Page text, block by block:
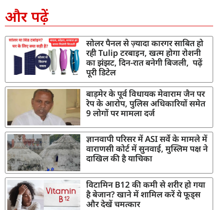
और पढ़ें
सोलर पैनल से ज़्यादा कारगर साबित हो
रही Tulip टरबाइन, खत्म होगा रोशनी
का झंझट, दिन-रात बनेगी बिजली, पढ़ें
पूरी डिटेल
बाड़मेर के पूर्व विधायक मेवाराम जैन पर
रेप के आरोप, पुलिस अधिकारियों समेत
9 लोगों पर मामला दर्ज
ज्ञानवापी परिसर में ASI सर्वे के मामले में
वाराणसी कोर्ट में सुनवाई, मुस्लिम पक्ष ने
दाखिल की है याचिका
विटामिन B12 की कमी से शरीर हो गया
है बेजान? खाने में शामिल करें ये फूड्स
और देखें चमत्कार